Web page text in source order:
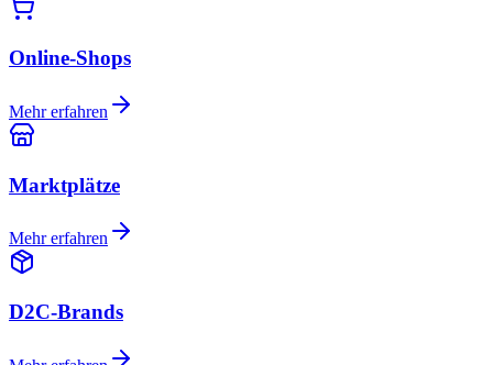
Online-Shops
Mehr erfahren
Marktplätze
Mehr erfahren
D2C-Brands